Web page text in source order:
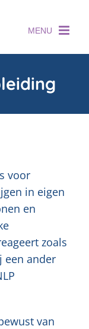
voor
in eigen
en
zoals
een ander
van